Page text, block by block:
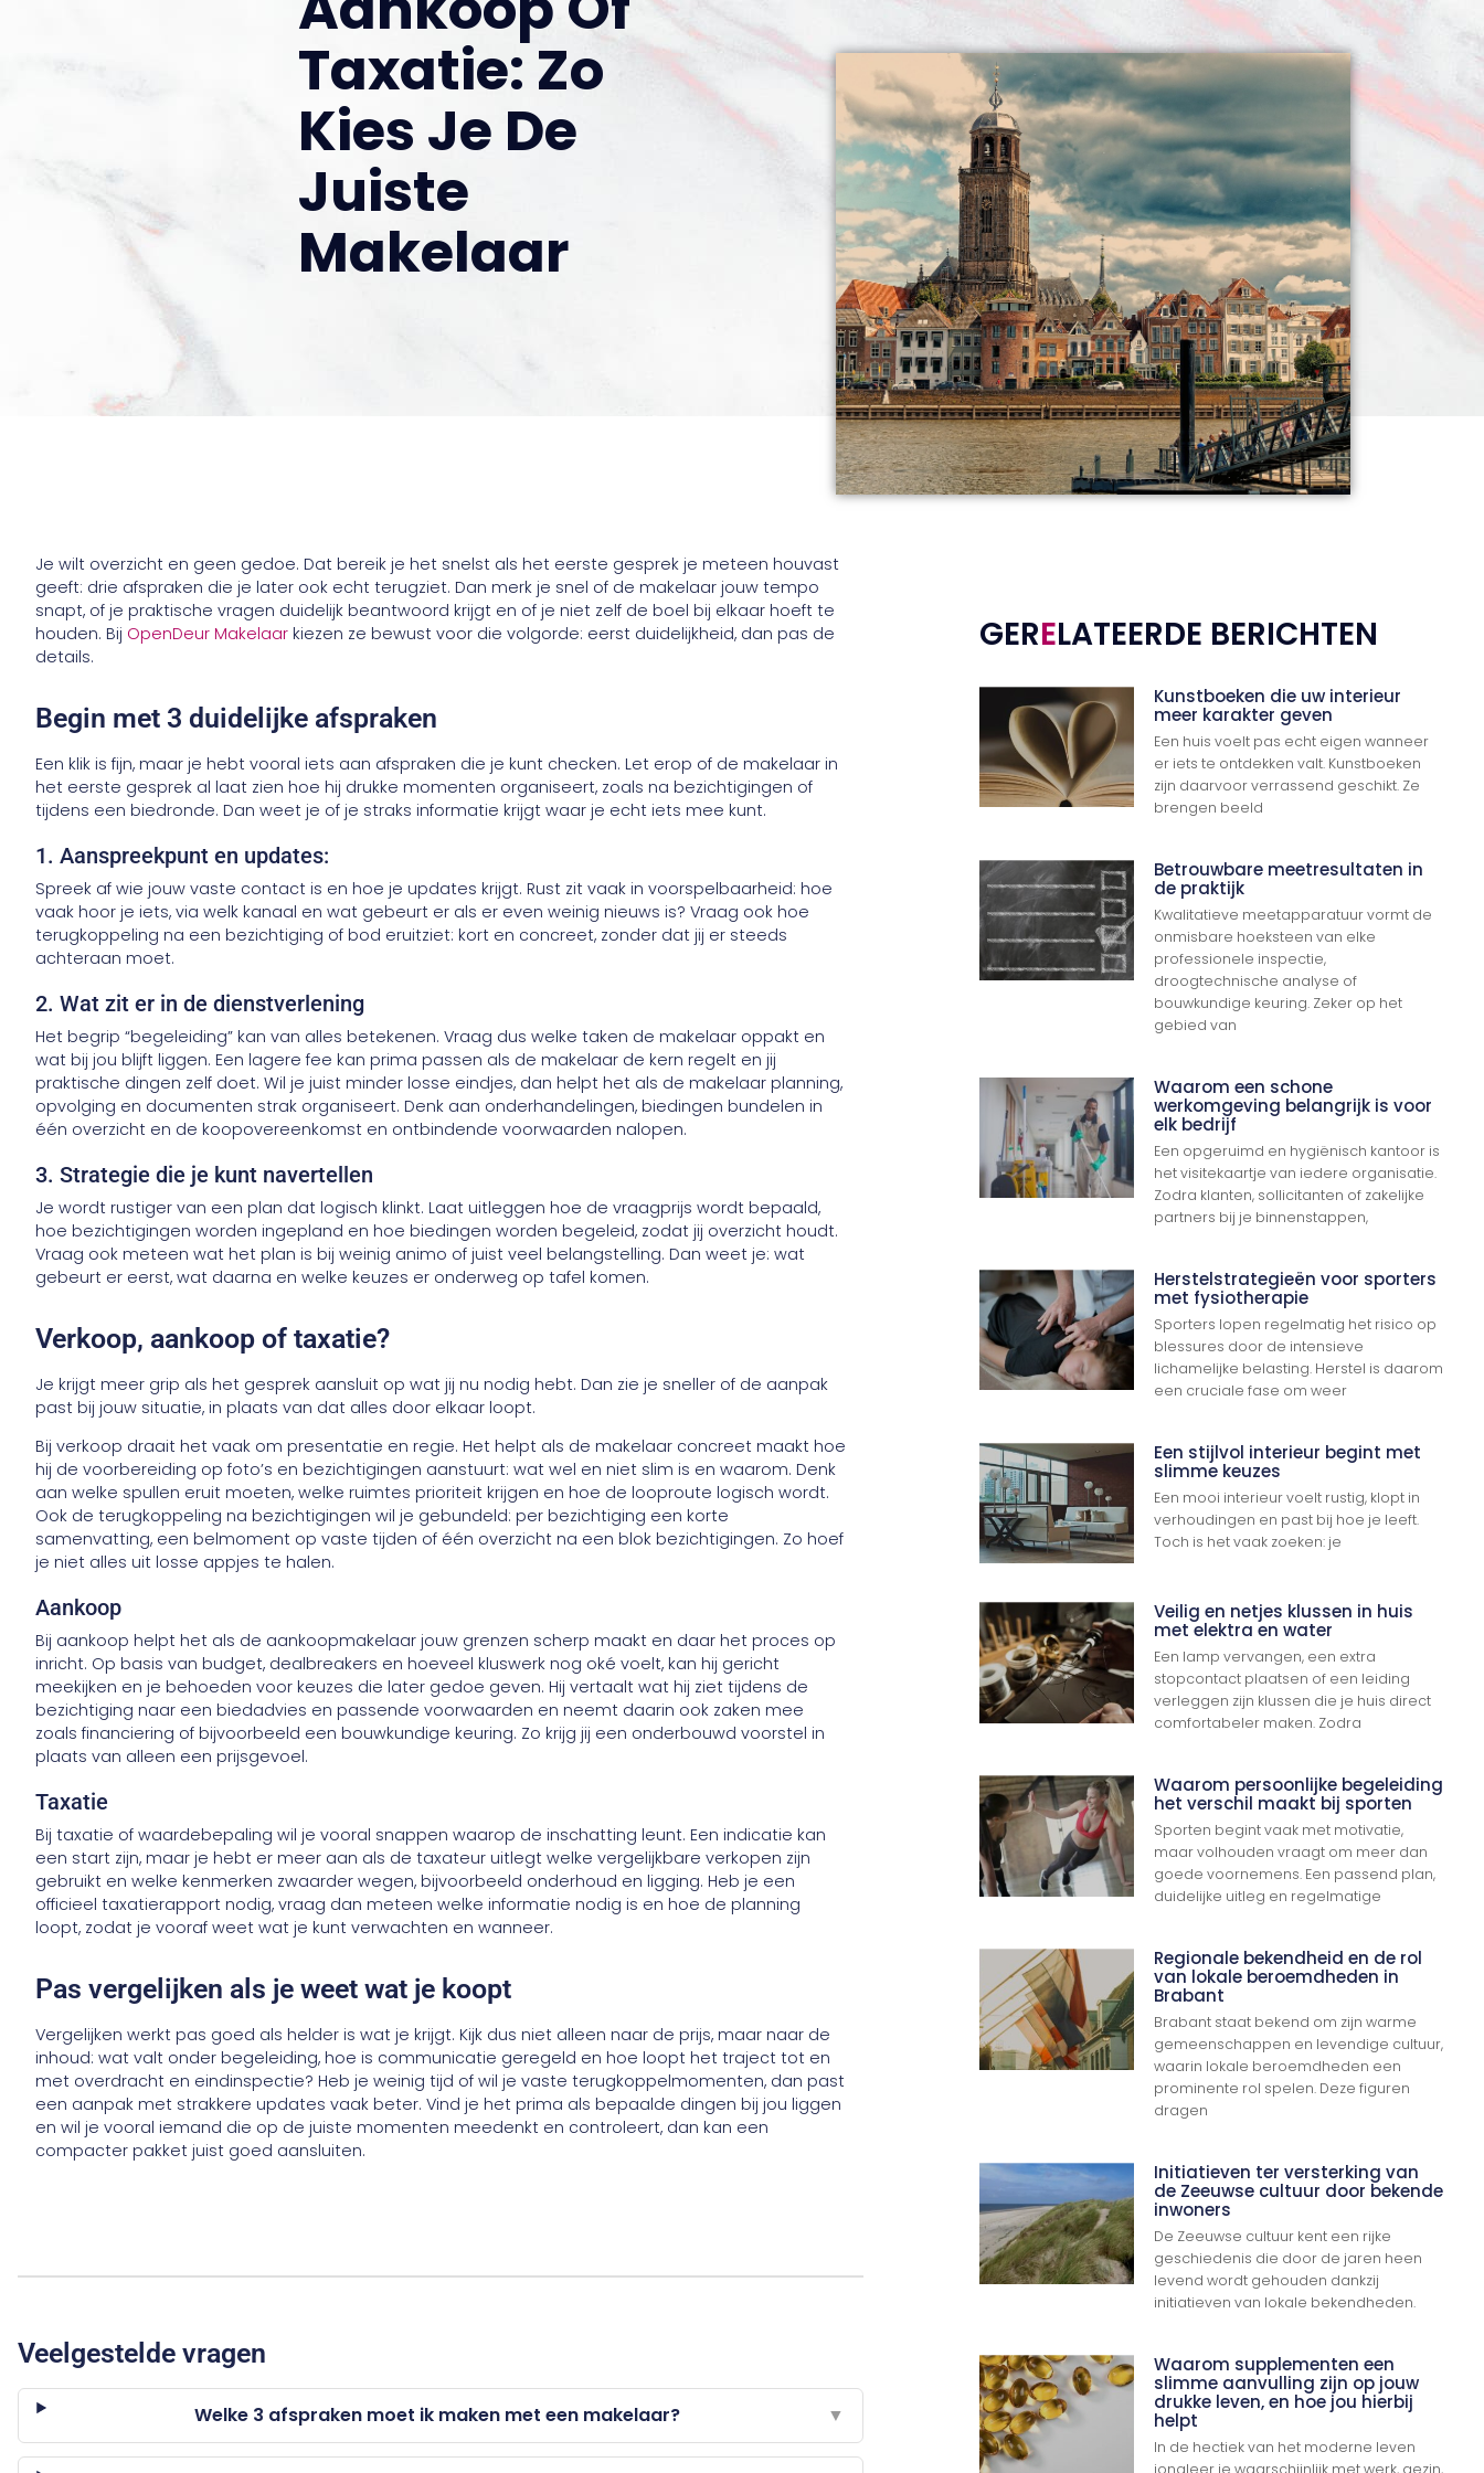
Taxatie: Zo
Kies Je De
Juiste
Makelaar
Je wilt overzicht en geen gedoe. Dat bereik je het snelst als het eerste gesprek je meteen houvast
geeft: drie afspraken die je later ook echt terugziet. Dan merk je snel of de makelaar jouw tempo
snapt, of je praktische vragen duidelijk beantwoord krijgt en of je niet zelf de boel bij elkaar hoeft te
houden. Bij OpenDeur Makelaar kiezen ze bewust voor die volgorde: eerst duidelijkheid, dan pas de
details.
Begin met 3 duidelijke afspraken
Een klik is fijn, maar je hebt vooral iets aan afspraken die je kunt checken. Let erop of de makelaar in
het eerste gesprek al laat zien hoe hij drukke momenten organiseert, zoals na bezichtigingen of
tijdens een biedronde. Dan weet je of je straks informatie krijgt waar je echt iets mee kunt.
1. Aanspreekpunt en updates:
Spreek af wie jouw vaste contact is en hoe je updates krijgt. Rust zit vaak in voorspelbaarheid: hoe
vaak hoor je iets, via welk kanaal en wat gebeurt er als er even weinig nieuws is? Vraag ook hoe
terugkoppeling na een bezichtiging of bod eruitziet: kort en concreet, zonder dat jij er steeds
achteraan moet.
2. Wat zit er in de dienstverlening
Het begrip “begeleiding” kan van alles betekenen. Vraag dus welke taken de makelaar oppakt en
wat bij jou blijft liggen. Een lagere fee kan prima passen als de makelaar de kern regelt en jij
praktische dingen zelf doet. Wil je juist minder losse eindjes, dan helpt het als de makelaar planning,
opvolging en documenten strak organiseert. Denk aan onderhandelingen, biedingen bundelen in
één overzicht en de koopovereenkomst en ontbindende voorwaarden nalopen.
3. Strategie die je kunt navertellen
Je wordt rustiger van een plan dat logisch klinkt. Laat uitleggen hoe de vraagprijs wordt bepaald,
hoe bezichtigingen worden ingepland en hoe biedingen worden begeleid, zodat jij overzicht houdt.
Vraag ook meteen wat het plan is bij weinig animo of juist veel belangstelling. Dan weet je: wat
gebeurt er eerst, wat daarna en welke keuzes er onderweg op tafel komen.
Verkoop, aankoop of taxatie?
Je krijgt meer grip als het gesprek aansluit op wat jij nu nodig hebt. Dan zie je sneller of de aanpak
past bij jouw situatie, in plaats van dat alles door elkaar loopt.
Bij verkoop draait het vaak om presentatie en regie. Het helpt als de makelaar concreet maakt hoe
hij de voorbereiding op foto’s en bezichtigingen aanstuurt: wat wel en niet slim is en waarom. Denk
aan welke spullen eruit moeten, welke ruimtes prioriteit krijgen en hoe de looproute logisch wordt.
Ook de terugkoppeling na bezichtigingen wil je gebundeld: per bezichtiging een korte
samenvatting, een belmoment op vaste tijden of één overzicht na een blok bezichtigingen. Zo hoef
je niet alles uit losse appjes te halen.
Aankoop
Bij aankoop helpt het als de aankoopmakelaar jouw grenzen scherp maakt en daar het proces op
inricht. Op basis van budget, dealbreakers en hoeveel kluswerk nog oké voelt, kan hij gericht
meekijken en je behoeden voor keuzes die later gedoe geven. Hij vertaalt wat hij ziet tijdens de
bezichtiging naar een biedadvies en passende voorwaarden en neemt daarin ook zaken mee
zoals financiering of bijvoorbeeld een bouwkundige keuring. Zo krijg jij een onderbouwd voorstel in
plaats van alleen een prijsgevoel.
Taxatie
Bij taxatie of waardebepaling wil je vooral snappen waarop de inschatting leunt. Een indicatie kan
een start zijn, maar je hebt er meer aan als de taxateur uitlegt welke vergelijkbare verkopen zijn
gebruikt en welke kenmerken zwaarder wegen, bijvoorbeeld onderhoud en ligging. Heb je een
officieel taxatierapport nodig, vraag dan meteen welke informatie nodig is en hoe de planning
loopt, zodat je vooraf weet wat je kunt verwachten en wanneer.
Pas vergelijken als je weet wat je koopt
Vergelijken werkt pas goed als helder is wat je krijgt. Kijk dus niet alleen naar de prijs, maar naar de
inhoud: wat valt onder begeleiding, hoe is communicatie geregeld en hoe loopt het traject tot en
met overdracht en eindinspectie? Heb je weinig tijd of wil je vaste terugkoppelmomenten, dan past
een aanpak met strakkere updates vaak beter. Vind je het prima als bepaalde dingen bij jou liggen
en wil je vooral iemand die op de juiste momenten meedenkt en controleert, dan kan een
compacter pakket juist goed aansluiten.
Veelgestelde vragen
Welke 3 afspraken moet ik maken met een makelaar? ▼
GERELATEERDE BERICHTEN
Kunstboeken die uw interieur
meer karakter geven
Een huis voelt pas echt eigen wanneer
er iets te ontdekken valt. Kunstboeken
zijn daarvoor verrassend geschikt. Ze
brengen beeld
Betrouwbare meetresultaten in
de praktijk
Kwalitatieve meetapparatuur vormt de
onmisbare hoeksteen van elke
professionele inspectie,
droogtechnische analyse of
bouwkundige keuring. Zeker op het
gebied van
Waarom een schone
werkomgeving belangrijk is voor
elk bedrijf
Een opgeruimd en hygiënisch kantoor is
het visitekaartje van iedere organisatie.
Zodra klanten, sollicitanten of zakelijke
partners bij je binnenstappen,
Herstelstrategieën voor sporters
met fysiotherapie
Sporters lopen regelmatig het risico op
blessures door de intensieve
lichamelijke belasting. Herstel is daarom
een cruciale fase om weer
Een stijlvol interieur begint met
slimme keuzes
Een mooi interieur voelt rustig, klopt in
verhoudingen en past bij hoe je leeft.
Toch is het vaak zoeken: je
Veilig en netjes klussen in huis
met elektra en water
Een lamp vervangen, een extra
stopcontact plaatsen of een leiding
verleggen zijn klussen die je huis direct
comfortabeler maken. Zodra
Waarom persoonlijke begeleiding
het verschil maakt bij sporten
Sporten begint vaak met motivatie,
maar volhouden vraagt om meer dan
goede voornemens. Een passend plan,
duidelijke uitleg en regelmatige
Regionale bekendheid en de rol
van lokale beroemdheden in
Brabant
Brabant staat bekend om zijn warme
gemeenschappen en levendige cultuur,
waarin lokale beroemdheden een
prominente rol spelen. Deze figuren
dragen
Initiatieven ter versterking van
de Zeeuwse cultuur door bekende
inwoners
De Zeeuwse cultuur kent een rijke
geschiedenis die door de jaren heen
levend wordt gehouden dankzij
initiatieven van lokale bekendheden.
Waarom supplementen een
slimme aanvulling zijn op jouw
drukke leven, en hoe jou hierbij
helpt
In de hectiek van het moderne leven